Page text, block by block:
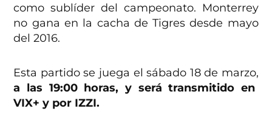
como sublíder del campeonato. Monterrey
no gana en la cacha de Tigres desde mayo
del 2016.
Esta partido se juega el sábado 18 de marzo,
a las 19:00 horas, y será transmitido en
VIX+ y por IZZI.